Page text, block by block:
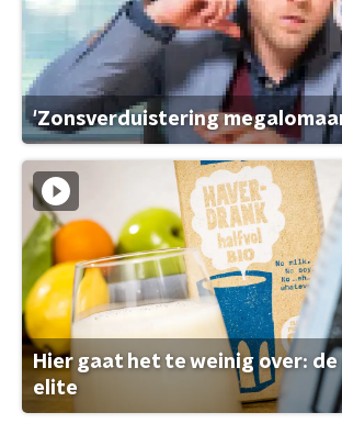
'Zonsverduistering
Hier gaat het te weinig over:
elite